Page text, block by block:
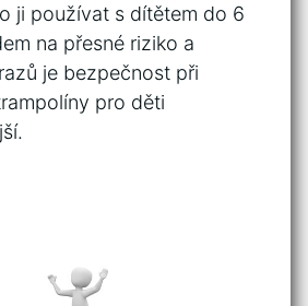
ji používat s dítětem do 6
na přesné riziko⁢ a
je bezpečnost při⁤
pro děti